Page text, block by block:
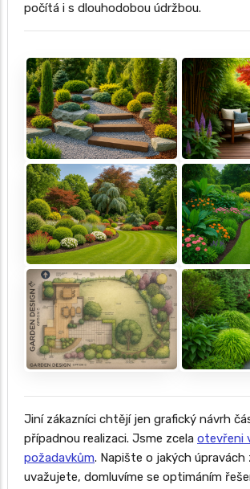
počítá i s dlouhodobou údržbou.
Jiní zákazníci chtějí jen grafický návrh
případnou realizaci. Jsme zcela otevřeni
požadavkům. Napište o jakých úpravách
uvažujete, domluvíme se optimáním